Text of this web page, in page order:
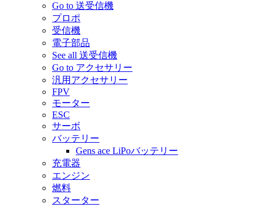
Go to 送受信機
プロポ
受信機
電子部品
See all 送受信機
Go to アクセサリー
汎用アクセサリー
FPV
モーター
ESC
サーボ
バッテリー
Gens ace LiPoバッテリー
充電器
エンジン
燃料
スターター